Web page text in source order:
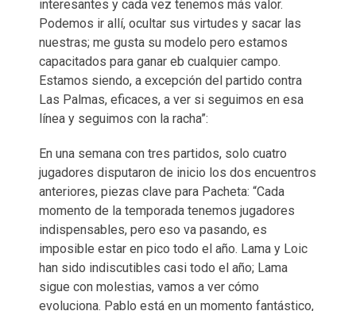
interesantes y cada vez tenemos más valor.
Podemos ir allí, ocultar sus virtudes y sacar las
nuestras; me gusta su modelo pero estamos
capacitados para ganar eb cualquier campo.
Estamos siendo, a excepción del partido contra
Las Palmas, eficaces, a ver si seguimos en esa
línea y seguimos con la racha”:
En una semana con tres partidos, solo cuatro
jugadores disputaron de inicio los dos encuentros
anteriores, piezas clave para Pacheta: “Cada
momento de la temporada tenemos jugadores
indispensables, pero eso va pasando, es
imposible estar en pico todo el año. Lama y Loic
han sido indiscutibles casi todo el año; Lama
sigue con molestias, vamos a ver cómo
evoluciona. Pablo está en un momento fantástico,